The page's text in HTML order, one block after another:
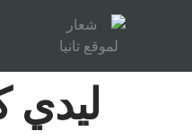
ليدي كيلر-100 جرام